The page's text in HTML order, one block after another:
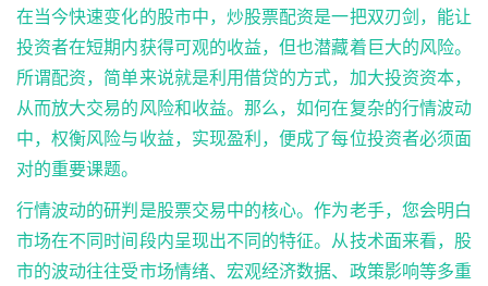
在当今快速变化的股市中，炒股票配资是一把双刃剑，能让
投资者在短期内获得可观的收益，但也潜藏着巨大的风险。
所谓配资，简单来说就是利用借贷的方式，加大投资资本，
从而放大交易的风险和收益。那么，如何在复杂的行情波动
中，权衡风险与收益，实现盈利，便成了每位投资者必须面
对的重要课题。
行情波动的研判是股票交易中的核心。作为老手，您会明白
市场在不同时间段内呈现出不同的特征。从技术面来看，股
市的波动往往受市场情绪、宏观经济数据、政策影响等多重